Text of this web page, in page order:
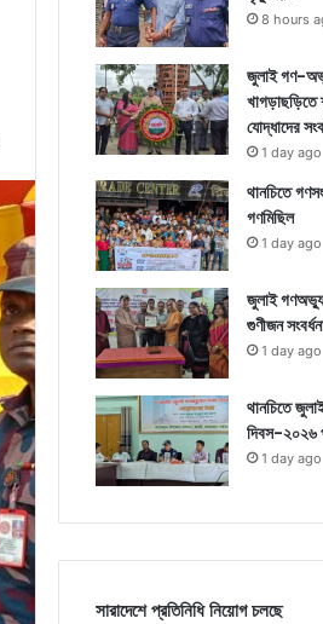
8 hours
জুলাই গণ-
যোদ্ধাদের
1 day ago
থানচিতে
গণমিছিল
1 day ago
জুলাই
গুণীজন
1 day ago
থানচিতে
দিবস-২০২৬
1 day ago
সারাদেশে প্রতিনিধি নিয়োগ চলছে